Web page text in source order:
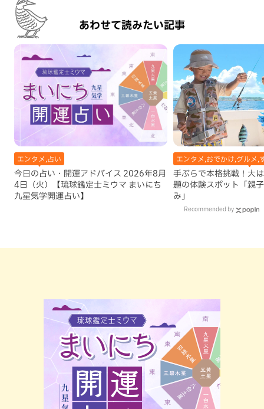
あわせて読みたい記事
エンタメ,占い
今日の占い・開運アドバイス 2026年8月
4日（火）【琉球鑑定士ミウマ まいにち
九星気学開運占い】
エンタメ,おでかけ,グルメ,
手ぶらで本格挑戦！大
題の体験スポット「親
み」
Recommended by